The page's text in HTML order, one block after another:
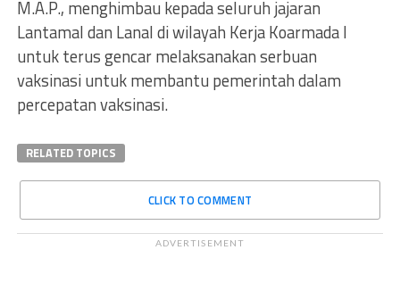
M.A.P., menghimbau kepada seluruh jajaran
Lantamal dan Lanal di wilayah Kerja Koarmada I
untuk terus gencar melaksanakan serbuan
vaksinasi untuk membantu pemerintah dalam
percepatan vaksinasi.
RELATED TOPICS
CLICK TO COMMENT
ADVERTISEMENT